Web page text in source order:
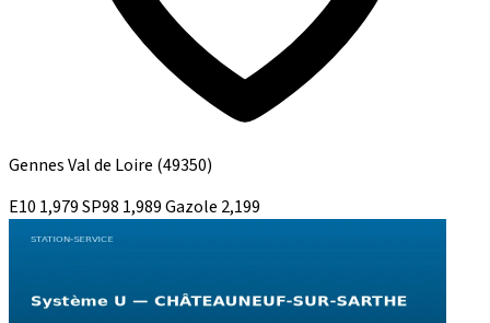
Gennes Val de Loire (49350)
E10 1,979SP98 1,989Gazole 2,199